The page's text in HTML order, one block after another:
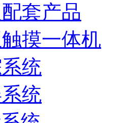
套产品
摸一体机
统
统